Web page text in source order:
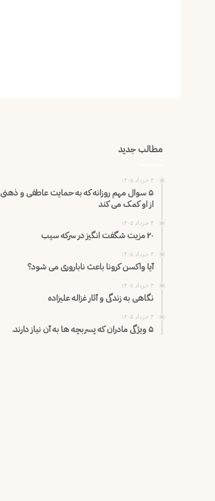
مطالب جدید
۳ خرداد ۱۴۰۵
۵ سوال مهم روزانه که به حمایت عاطفی و ذهنی
از او کمک می کند
۳ خرداد ۱۴۰۵
۲۰ مزیت شگفت انگیز در سرکه سیب
۳ خرداد ۱۴۰۵
آیا واکسن کرونا باعث ناباروری می شود؟
۳ خرداد ۱۴۰۵
نگاهی به زندگی و آثار غزاله علیزاده
۳ خرداد ۱۴۰۵
۵ ویژگی مادران که پسربچه ها به آن نیاز دارند.